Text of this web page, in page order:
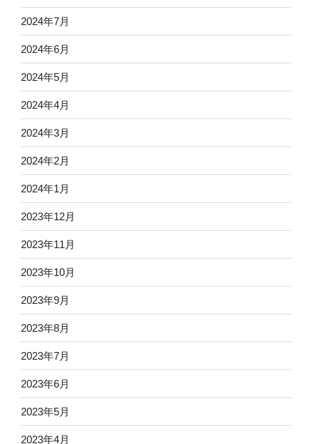
2024年7月
2024年6月
2024年5月
2024年4月
2024年3月
2024年2月
2024年1月
2023年12月
2023年11月
2023年10月
2023年9月
2023年8月
2023年7月
2023年6月
2023年5月
2023年4月